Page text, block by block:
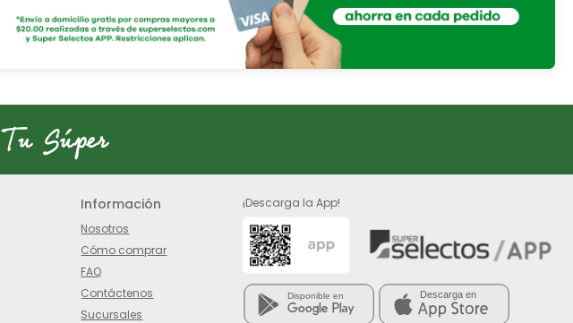
Información
Nosotros
Cómo comprar
FAQ
Contáctenos
Sucursales
¡Descarga la App!